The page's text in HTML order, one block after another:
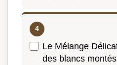
Le Mélange
des blancs